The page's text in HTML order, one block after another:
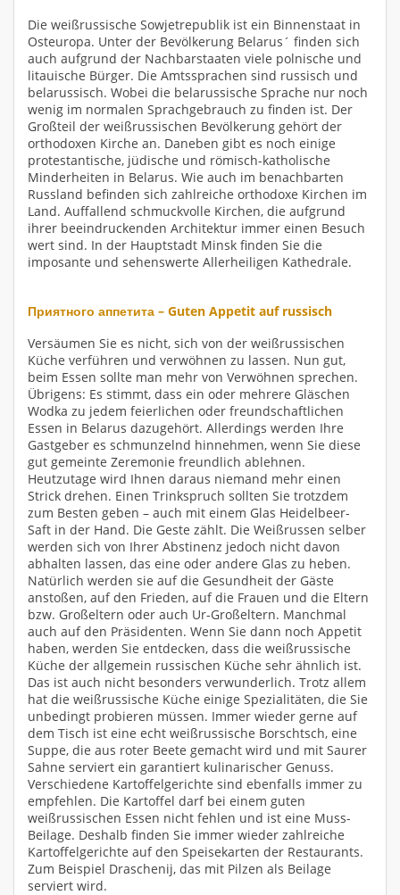
Die weißrussische Sowjetrepublik ist ein Binnenstaat in
Osteuropa. Unter der Bevölkerung Belarus´ finden sich
auch aufgrund der Nachbarstaaten viele polnische und
litauische Bürger. Die Amtssprachen sind russisch und
belarussisch. Wobei die belarussische Sprache nur noch
wenig im normalen Sprachgebrauch zu finden ist. Der
Großteil der weißrussischen Bevölkerung gehört der
orthodoxen Kirche an. Daneben gibt es noch einige
protestantische, jüdische und römisch-katholische
Minderheiten in Belarus. Wie auch im benachbarten
Russland befinden sich zahlreiche orthodoxe Kirchen im
Land. Auffallend schmuckvolle Kirchen, die aufgrund
ihrer beeindruckenden Architektur immer einen Besuch
wert sind. In der Hauptstadt Minsk finden Sie die
imposante und sehenswerte Allerheiligen Kathedrale.
Приятного аппетита – Guten Appetit auf russisch
Versäumen Sie es nicht, sich von der weißrussischen
Küche verführen und verwöhnen zu lassen. Nun gut,
beim Essen sollte man mehr von Verwöhnen sprechen.
Übrigens: Es stimmt, dass ein oder mehrere Gläschen
Wodka zu jedem feierlichen oder freundschaftlichen
Essen in Belarus dazugehört. Allerdings werden Ihre
Gastgeber es schmunzelnd hinnehmen, wenn Sie diese
gut gemeinte Zeremonie freundlich ablehnen.
Heutzutage wird Ihnen daraus niemand mehr einen
Strick drehen. Einen Trinkspruch sollten Sie trotzdem
zum Besten geben – auch mit einem Glas Heidelbeer-
Saft in der Hand. Die Geste zählt. Die Weißrussen selber
werden sich von Ihrer Abstinenz jedoch nicht davon
abhalten lassen, das eine oder andere Glas zu heben.
Natürlich werden sie auf die Gesundheit der Gäste
anstoßen, auf den Frieden, auf die Frauen und die Eltern
bzw. Großeltern oder auch Ur-Großeltern. Manchmal
auch auf den Präsidenten. Wenn Sie dann noch Appetit
haben, werden Sie entdecken, dass die weißrussische
Küche der allgemein russischen Küche sehr ähnlich ist.
Das ist auch nicht besonders verwunderlich. Trotz allem
hat die weißrussische Küche einige Spezialitäten, die Sie
unbedingt probieren müssen. Immer wieder gerne auf
dem Tisch ist eine echt weißrussische Borschtsch, eine
Suppe, die aus roter Beete gemacht wird und mit Saurer
Sahne serviert ein garantiert kulinarischer Genuss.
Verschiedene Kartoffelgerichte sind ebenfalls immer zu
empfehlen. Die Kartoffel darf bei einem guten
weißrussischen Essen nicht fehlen und ist eine Muss-
Beilage. Deshalb finden Sie immer wieder zahlreiche
Kartoffelgerichte auf den Speisekarten der Restaurants.
Zum Beispiel Draschenij, das mit Pilzen als Beilage
serviert wird.